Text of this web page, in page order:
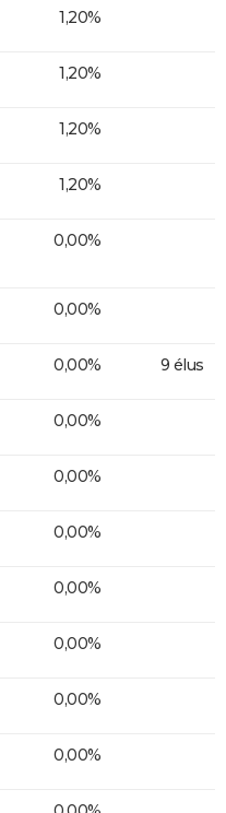
1,20%
1,20%
1,20%
1,20%
0,00%
0,00%
0,00% 9 élus
0,00%
0,00%
0,00%
0,00%
0,00%
0,00%
0,00%